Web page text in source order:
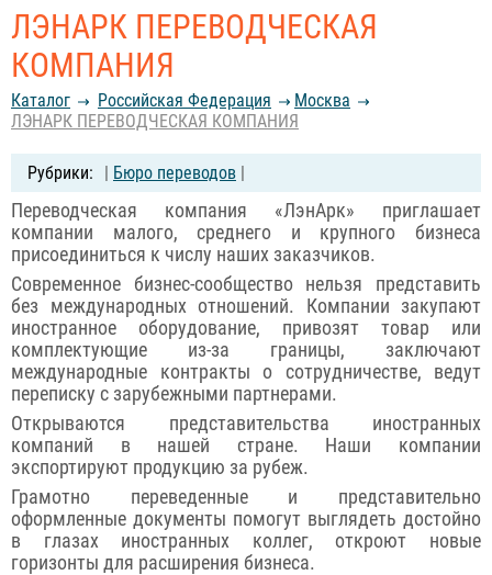
ЛЭНАРК ПЕРЕВОДЧЕСКАЯ
КОМПАНИЯ
Каталог Российcкая Федерация
Москва
ЛЭНАРК ПЕРЕВОДЧЕСКАЯ КОМПАНИЯ
| Бюро переводов |
Переводческая компания «ЛэнАрк» приглашает
компании малого, среднего и крупного бизнеса
присоединиться к числу наших заказчиков.
Современное бизнес-сообщество нельзя представить
без международных отношений. Компании закупают
иностранное оборудование, привозят товар или
комплектующие из-за границы, заключают
международные контракты о сотрудничестве, ведут
переписку с зарубежными партнерами.
Открываются представительства иностранных
компаний в нашей стране. Наши компании
экспортируют продукцию за рубеж.
Грамотно переведенные и представительно
оформленные документы помогут выглядеть достойно
в глазах иностранных коллег, откроют новые
горизонты для расширения бизнеса.